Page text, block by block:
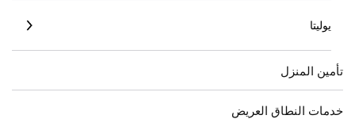
يوليتا
تأمين المنزل
خدمات النطاق العريض